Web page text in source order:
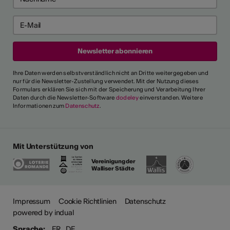
Ihre Daten werden selbstverständlich nicht an Dritte weitergegeben und
nur für die Newsletter-Zustellung verwendet. Mit der Nutzung dieses
Formulars erklären Sie sich mit der Speicherung und Verarbeitung Ihrer
Daten durch die Newsletter-Software dodeleyeinverstanden. Weitere
Informationen zum Datenschutz.
Mit Unterstützung von
Vereinigung der
Walliser Städte
Impressum Cookie Richtlinien
Datenschutz
powered by indual